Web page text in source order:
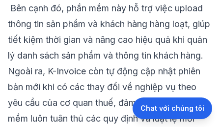
Bên cạnh đó, phần mềm này hỗ trợ việc upload
thông tin sản phẩm và khách hàng hàng loạt, giúp
tiết kiệm thời gian và nâng cao hiệu quả khi quản
lý danh sách sản phẩm và thông tin khách hàng.
Ngoài ra, K-Invoice còn tự động cập nhật phiên
bản mới khi có các thay đổi về nghiệp vụ theo
yêu cầu của cơ quan thuế, đảm bảo rằng phần
mềm luôn tuân thủ các quy định và luật lệ mới
Chat với chúng tôi